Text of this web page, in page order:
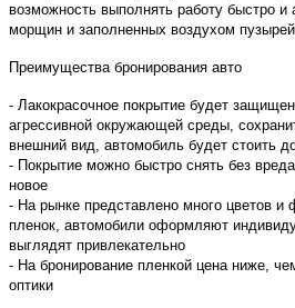
возможность выполнять работу быстро и
морщин и заполненных воздухом
Преимущества бронирования авто
- Лакокрасочное покрытие будет
агрессивной окружающей среды,
внешний вид, автомобиль будет стоить
- Покрытие можно быстро снять без
новое
- На рынке представлено много цветов и
пленок, автомобили оформляют
выглядят привлекательно
- На бронирование пленкой цена ниже,
оптики